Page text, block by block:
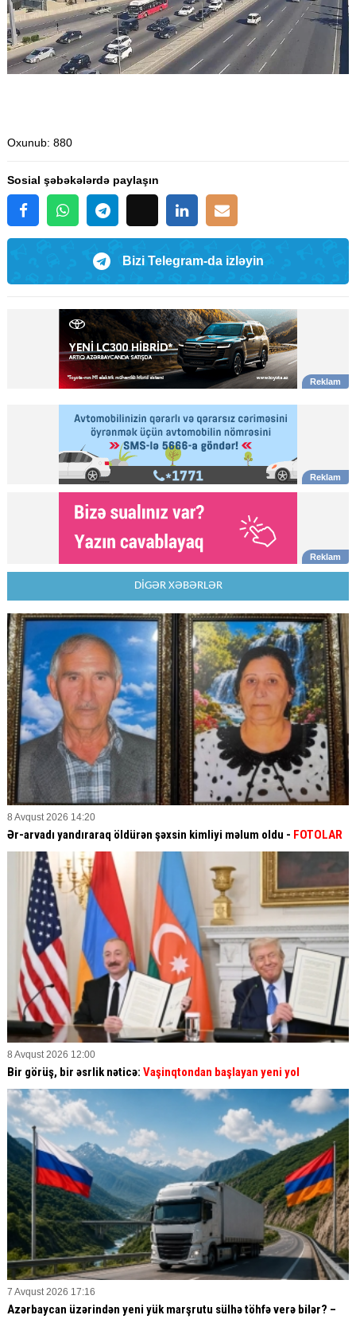
Oxunub: 880
Sosial şəbəkələrdə paylaşın
Bizi Telegram-da izləyin
DİGƏR XƏBƏRLƏR
8 Avqust 2026 14:20
Ər-arvadı yandıraraq öldürən şəxsin kimliyi məlum oldu - FOTOLAR
8 Avqust 2026 12:00
Bir görüş, bir əsrlik nəticə: Vaşinqtondan başlayan yeni yol
7 Avqust 2026 17:16
Azərbaycan üzərindən yeni yük marşrutu sülhə töhfə verə bilər? –